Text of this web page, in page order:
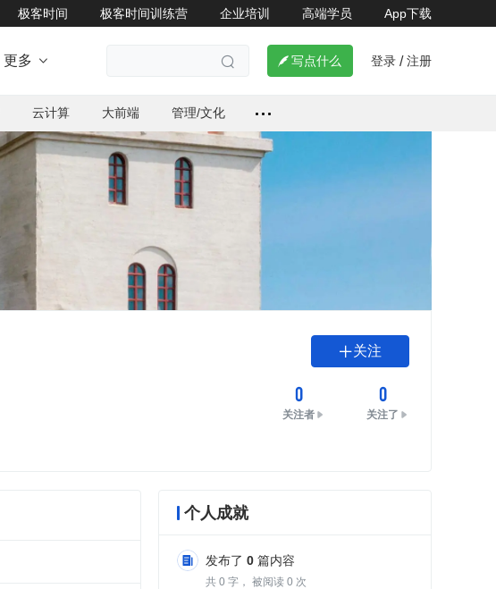
极客时间 极客时间训练营 企业培训 高端学员 App下载
更多    写点什么 登录 / 注册
云计算 大前端 管理/文化
关注
0
关注者
0
关注了
个人成就
发布了 0 篇内容
共 0 字， 被阅读 0 次